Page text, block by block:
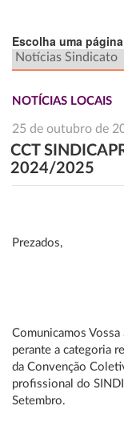
Escolha uma página
NOTÍCIAS LOCAIS
25 de outubro de
CCT
2024/2025
Prezados,
Comunicamos
perante a categoria
da Convenção
profissional do
Setembro.